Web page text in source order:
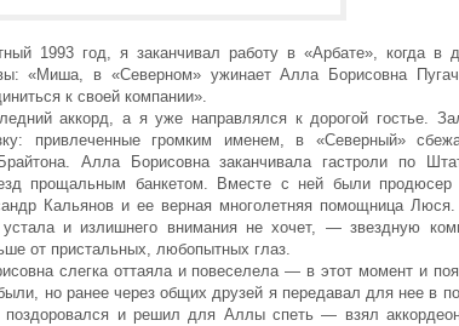
1993 год, я заканчивал работу в «Арбате», когда в
«Миша, в «Северном» ужинает Алла Борисовна
к своей компании».
аккорд, а я уже направлялся к дорогой гостье.
привлеченные громким именем, в «Северный»
Алла Борисовна заканчивала гастроли по
про­щальным банкетом. Вместе с ней были
Кальянов и ее верная многолетняя помощница
и излишнего внимания не хочет, — звездную
от пристальных, любопытных глаз.
слегка оттаяла и повеселела — в этот момент и
но ранее через общих друзей я передавал для нее в
поздоровался и решил для Аллы спеть — взял